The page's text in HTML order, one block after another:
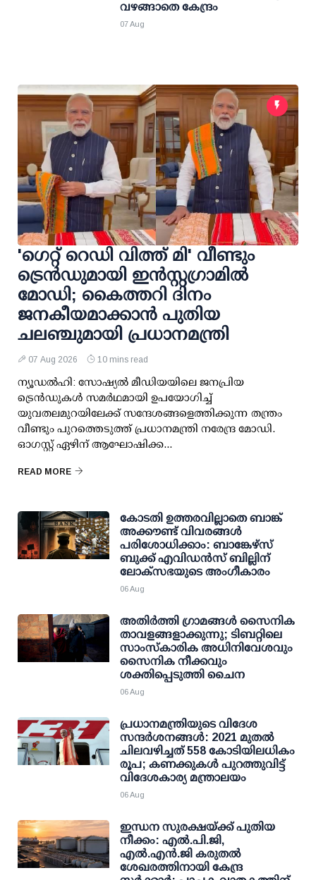
വഴങ്ങാതെ കേന്ദ്രം
07 Aug
'ഗെറ്റ് റെഡി വിത്ത് മി' വീണ്ടും
ട്രെന്‍ഡുമായി ഇന്‍സ്റ്റഗ്രാമില്‍
മോഡി; കൈത്തറി ദിനം
ജനകീയമാക്കാന്‍ പുതിയ
ചലഞ്ചുമായി പ്രധാനമന്ത്രി
07 Aug 2026 10 mins read
ന്യൂഡല്‍ഹി: സോഷ്യല്‍ മീഡിയയിലെ ജനപ്രിയ
ട്രെന്‍ഡുകള്‍ സമര്‍ഥമായി ഉപയോഗിച്ച്
യുവതലമുറയിലേക്ക് സന്ദേശങ്ങളെത്തിക്കുന്ന തന്ത്രം
വീണ്ടും പുറത്തെടുത്ത് പ്രധാനമന്ത്രി നരേന്ദ്ര മോഡി.
ഓഗസ്റ്റ് ഏഴിന് ആഘോഷിക്ക...
READ MORE
കോടതി ഉത്തരവില്ലാതെ ബാങ്ക്
അക്കൗണ്ട് വിവരങ്ങള്‍
പരിശോധിക്കാം: ബാങ്കേഴ്സ്
ബുക്ക് എവിഡന്‍സ് ബില്ലിന്
ലോക്സഭയുടെ അംഗീകാരം
06 Aug
അതിര്‍ത്തി ഗ്രാമങ്ങള്‍ സൈനിക
താവളങ്ങളാക്കുന്നു; ടിബറ്റിലെ
സാംസ്‌കാരിക അധിനിവേശവും
സൈനിക നീക്കവും
ശക്തിപ്പെടുത്തി ചൈന
06 Aug
പ്രധാനമന്ത്രിയുടെ വിദേശ
സന്ദർശനങ്ങൾ: 2021 മുതൽ
ചിലവഴിച്ചത് 558 കോടിയിലധികം
രൂപ; കണക്കുകൾ പുറത്തുവിട്ട്
വിദേശകാര്യ മന്ത്രാലയം
06 Aug
ഇന്ധന സുരക്ഷയ്ക്ക് പുതിയ
നീക്കം: എല്‍.പി.ജി,
എല്‍.എന്‍.ജി കരുതല്‍
ശേഖരത്തിനായി കേന്ദ്ര